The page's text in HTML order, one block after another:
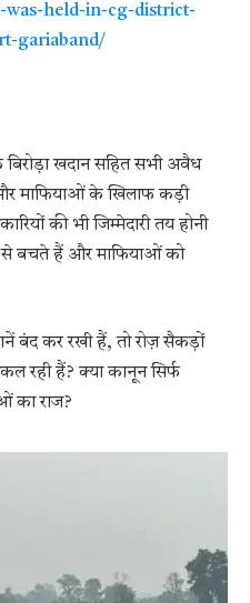
was-held-in-cg-district-
gariaband/
बिरोड़ा खदान सहित सभी अवैध
माफियाओं के खिलाफ कड़ी
की भी जिम्मेदारी तय होनी
से बचते हैं और माफियाओं को
बंद कर रखी हैं, तो रोज़ सैकड़ों
रही हैं? क्या कानून सिर्फ
का राज?